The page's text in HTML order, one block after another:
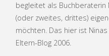
begleitet als
(oder zweites, drittes)
möchten. Das hier ist
Eltern-Blog 2006.